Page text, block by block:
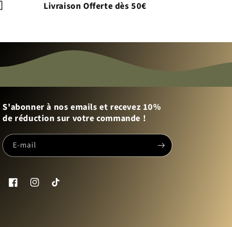
Livraison Offerte dès 50€
S'abonner à nos emails et recevez 10%
de réduction sur votre commande !
E-mail
FacebookInstagramTikTok